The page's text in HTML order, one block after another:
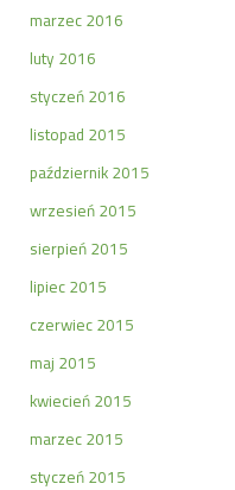
marzec 2016
luty 2016
styczeń 2016
listopad 2015
październik 2015
wrzesień 2015
sierpień 2015
lipiec 2015
czerwiec 2015
maj 2015
kwiecień 2015
marzec 2015
styczeń 2015